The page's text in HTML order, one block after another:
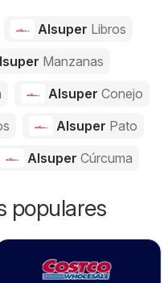
Alsuper Libros
Manzanas
Alsuper Conejo
Alsuper Pato
Alsuper Cúrcuma
populares